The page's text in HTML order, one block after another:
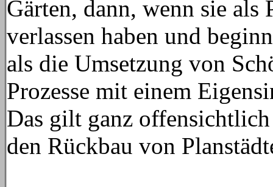
Gärten, dann, wenn sie als
verlassen haben und
als die Umsetzung von
Prozesse mit einem
Das gilt ganz
den Rückbau von